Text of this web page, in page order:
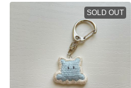
SOLD OUT